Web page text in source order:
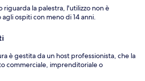
riguarda la palestra, l'utilizzo non è
ospiti con meno di 14 anni.
è gestita da un host professionista, che la
commerciale, imprenditoriale o